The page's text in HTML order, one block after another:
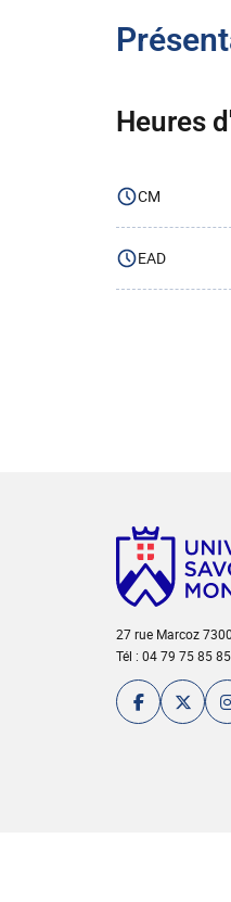
Heures
CM
EAD
27 rue Marcoz
Tél : 04 79 75 85 85